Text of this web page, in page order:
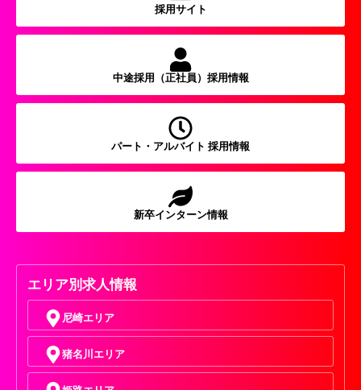
採用サイト
中途採用（正社員）採用情報
パート・アルバイト 採用情報
新卒インターン情報
エリア別求人情報
尼崎エリア
猪名川エリア